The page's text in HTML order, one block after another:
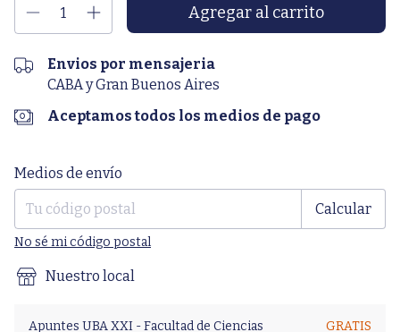
Envios por mensajeria
CABA y Gran Buenos Aires
Aceptamos todos los medios de pago
Entregas para el CP:
Medios de envío
Calcular
No sé mi código postal
Nuestro local
Apuntes UBA XXI - Facultad de Ciencias
GRATIS